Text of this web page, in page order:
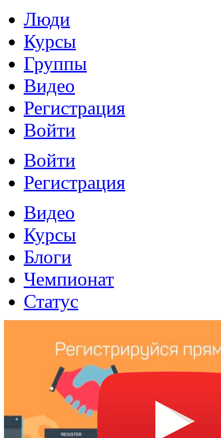
Люди
Курсы
Группы
Видео
Регистрация
Войти
Войти
Регистрация
Видео
Курсы
Блоги
Чемпионат
Статус